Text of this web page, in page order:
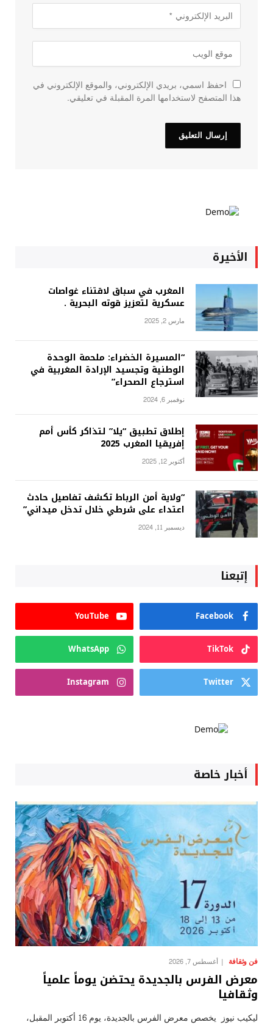
احفظ اسمي، بريدي الإلكتروني، والموقع الإلكتروني في
هذا المتصفح لاستخدامها المرة المقبلة في تعليقي.
الأخيرة
المغرب في سباق لاقتناء غواصات
عسكرية لتعزيز قوته البحرية .
مارس 2, 2025
“المسيرة الخضراء: ملحمة الوحدة
الوطنية وتجسيد الإرادة المغربية في
استرجاع الصحراء”
نوفمبر 6, 2024
إطلاق تطبيق “يلا” لتذاكر كأس أمم
إفريقيا المغرب 2025
أكتوبر 12, 2025
“ولاية أمن الرباط تكشف تفاصيل حادث
اعتداء على شرطي خلال تدخل ميداني”
ديسمبر 11, 2024
إتبعنا
Facebook
YouTube
TikTok
WhatsApp
Twitter
Instagram
أخبار خاصة
فن وثقافة أغسطس 7, 2026
معرض الفرس بالجديدة يحتضن يوماً علمياً
وثقافيا
ليكيب نيوز يخصص معرض الفرس بالجديدة، يوم 16 أكتوبر المقبل،